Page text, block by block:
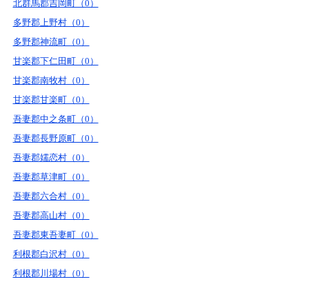
北群馬郡吉岡町（0）
多野郡上野村（0）
多野郡神流町（0）
甘楽郡下仁田町（0）
甘楽郡南牧村（0）
甘楽郡甘楽町（0）
吾妻郡中之条町（0）
吾妻郡長野原町（0）
吾妻郡嬬恋村（0）
吾妻郡草津町（0）
吾妻郡六合村（0）
吾妻郡高山村（0）
吾妻郡東吾妻町（0）
利根郡白沢村（0）
利根郡川場村（0）